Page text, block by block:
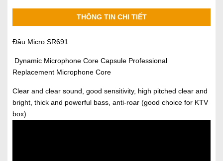
THÔNG TIN CHI TIẾT
Đầu Micro SR691
Dynamic Microphone Core Capsule Professional
Replacement Microphone Core
Clear and clear sound, good sensitivity, high pitched clear and
bright, thick and powerful bass, anti-roar (good choice for KTV
box)